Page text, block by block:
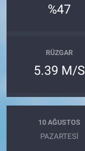
%47
RÜZGAR
5.39 M/S
10 AĞUSTOS
PAZARTESI